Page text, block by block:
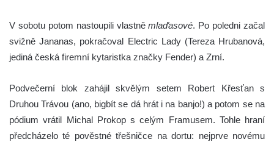
V sobotu potom nastoupili vlastněmlaďasové. Po poledni začal
svižně Jananas, pokračoval Electric Lady (Tereza Hrubanová,
jediná česká firemní kytaristka značky Fender) a Zrní.
Podvečerní blok zahájil skvělým setem Robert Křesťan s
Druhou Trávou (ano, bigbít se dá hrát i na banjo!) a potom se na
pódium vrátil Michal Prokop s celým Framusem. Tohle hraní
předcházelo té pověstné třešničce na dortu: nejprve novému